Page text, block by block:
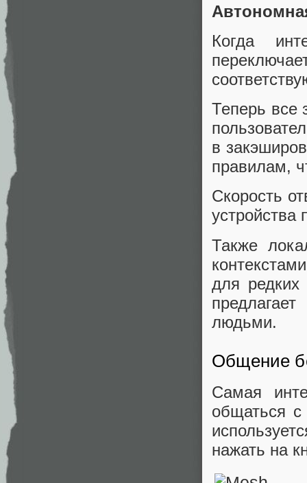
Когда
Теперь все
в
правилам,
Скорость
устройства
Также
для редких
людьми.
Общение
Самая
общаться с
нажать на